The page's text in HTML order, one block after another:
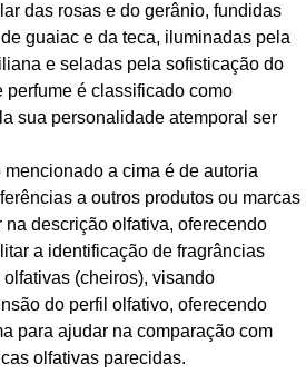
das rosas e do gerânio, fundidas
guaiac e da teca, iluminadas pela
e seladas pela sofisticação do
é classificado como
sua personalidade atemporal ser
a cima é de autoria
a outros produtos ou marcas
descrição olfativa, oferecendo
a identificação de fragrâncias
(cheiros), visando
do perfil olfativo, oferecendo
para ajudar na comparação com
olfativas parecidas.